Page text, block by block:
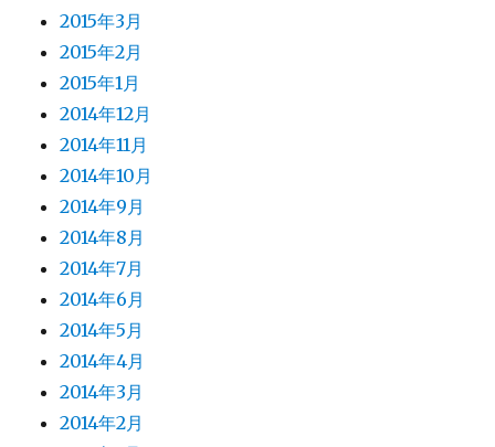
2015年3月
2015年2月
2015年1月
2014年12月
2014年11月
2014年10月
2014年9月
2014年8月
2014年7月
2014年6月
2014年5月
2014年4月
2014年3月
2014年2月